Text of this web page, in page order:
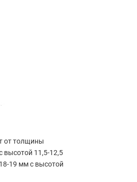
от толщины
высотой 11,5-12,5
19 мм с высотой